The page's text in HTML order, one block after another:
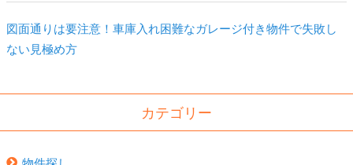
図面通りは要注意！車庫入れ困難なガレージ付き物件で失敗し
ない見極め方
カテゴリー